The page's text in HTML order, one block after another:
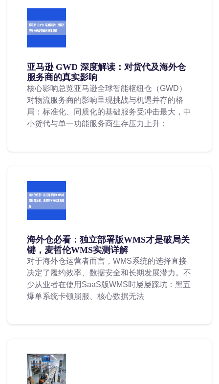
亚马逊 GWD 深度解读：对货代及海外仓
服务商的真实影响
核心影响总览亚马逊全球智能枢纽仓（GWD）
对物流服务商的影响呈现挑战与机遇并存的格
局：标准化、同质化的基础服务受冲击最大，中
小货代与单一功能服务商生存压力上升；
海外仓必看：独立部署版WMS才是破局关
键，麦哲伦WMS实测详解
对于海外仓运营者而言，WMS系统的选择直接
决定了履约效率、数据安全和长期发展潜力。不
少从业者在使用SaaS版WMS时屡屡踩坑：黑五
爆单系统卡顿崩服、核心数据无法